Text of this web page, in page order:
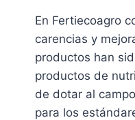
En Fertiecoagro
carencias y
productos han
productos de
de dotar al
para los